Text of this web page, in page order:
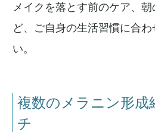
メイクを落とす前のケア、
ど、ご自身の生活習慣に合
い。
複数のメラニン形成
チ